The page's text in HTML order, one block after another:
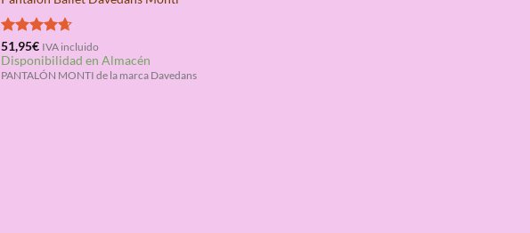
Valorado
con4.67
de 5
51,95€ IVA incluido
Disponibilidad en Almacén
PANTALÓN MONTI de la marca Davedans